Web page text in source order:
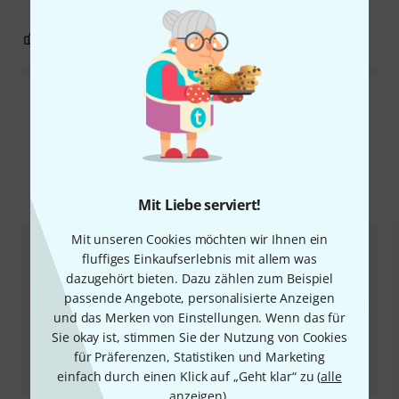
Mit Liebe serviert!
Mit unseren Cookies möchten wir Ihnen ein
fluffiges Einkaufserlebnis mit allem was
dazugehört bieten. Dazu zählen zum Beispiel
passende Angebote, personalisierte Anzeigen
und das Merken von Einstellungen. Wenn das für
Sie okay ist, stimmen Sie der Nutzung von Cookies
für Präferenzen, Statistiken und Marketing
einfach durch einen Klick auf „Geht klar“ zu (alle
anzeigen).
BEWERTUNG MELDEN
Alle Bewertungen lesen